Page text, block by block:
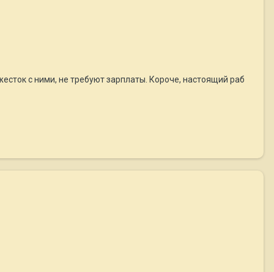
с ними, не требуют зарплаты. Короче, настоящий раб